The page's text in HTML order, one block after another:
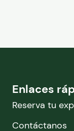
Enlaces
Reserva tu
Contáctanos